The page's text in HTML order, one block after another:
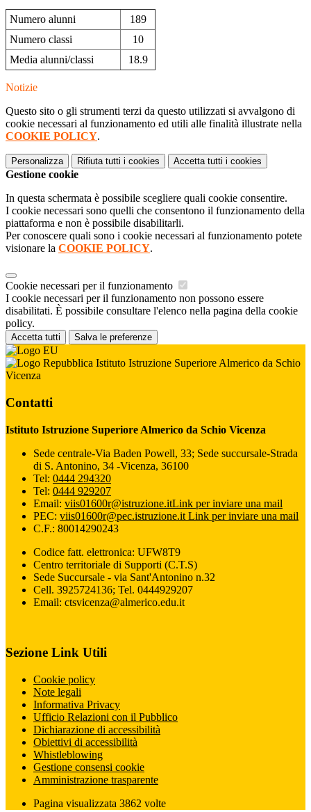
Numero alunni
189
Numero classi
10
Media alunni/classi
18.9
Notizie
Questo sito o gli strumenti terzi da questo utilizzati si avvalgono di
cookie necessari al funzionamento ed utili alle finalità illustrate nella
COOKIE POLICY.
Personalizza Rifiuta tutti i cookies Accetta tutti i cookies
Gestione cookie
In questa schermata è possibile scegliere quali cookie consentire.
I cookie necessari sono quelli che consentono il funzionamento della
piattaforma e non è possibile disabilitarli.
Per conoscere quali sono i cookie necessari al funzionamento potete
visionare la COOKIE POLICY.
Cookie necessari per il funzionamento
I cookie necessari per il funzionamento non possono essere
disabilitati. È possibile consultare l'elenco nella pagina della cookie
policy.
Accetta tutti Salva le preferenze
Istituto Istruzione Superiore Almerico da Schio
Vicenza
Contatti
Istituto Istruzione Superiore Almerico da Schio Vicenza
Sede centrale-Via Baden Powell, 33; Sede succursale-Strada
di S. Antonino, 34 -Vicenza, 36100
Tel: 0444 294320
Tel: 0444 929207
Email: viis01600r@istruzione.itLink per inviare una mail
PEC: viis01600r@pec.istruzione.it Link per inviare una mail
C.F.: 80014290243
Codice fatt. elettronica: UFW8T9
Centro territoriale di Supporti (C.T.S)
Sede Succursale - via Sant'Antonino n.32
Cell. 3925724136; Tel. 0444929207
Email: ctsvicenza@almerico.edu.it
Sezione Link Utili
Cookie policy
Note legali
Informativa Privacy
Ufficio Relazioni con il Pubblico
Dichiarazione di accessibilità
Obiettivi di accessibilità
Whistleblowing
Gestione consensi cookie
Amministrazione trasparente
Pagina visualizzata 3862 volte